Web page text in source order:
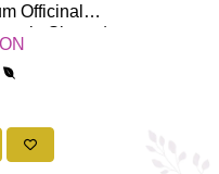
Officinale
Sigura |